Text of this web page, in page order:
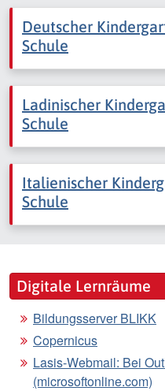
Deutscher
Schule
Ladinischer
Schule
Italienischer
Schule
Digitale Lernräume
Bildungsserver BLIKK
Copernicus
Lasis-Webmail: Bei
(microsoftonline.com)